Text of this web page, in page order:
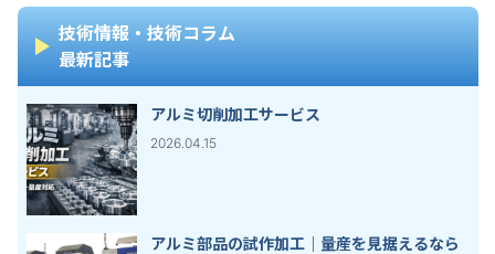
技術情報・技術コラム
最新記事
アルミ切削加工サービス
2026.04.15
アルミ部品の試作加工｜量産を見据えるなら